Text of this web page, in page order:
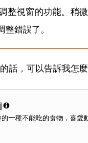
整視窗的功能。稍
錯誤了。
話，可以告訴我怎
一種不能吃的食物，喜愛